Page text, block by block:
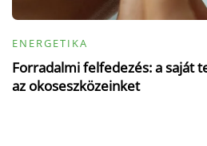
ENERGETIKA
Forradalmi felfedezés: a saját
az okoseszközeinket